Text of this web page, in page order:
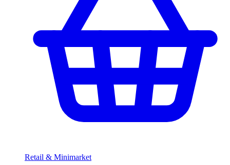
Retail & Minimarket